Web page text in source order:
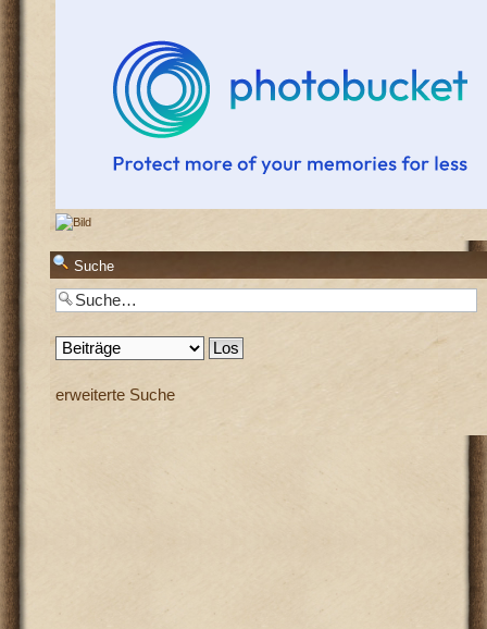
Suche
erweiterte Suche